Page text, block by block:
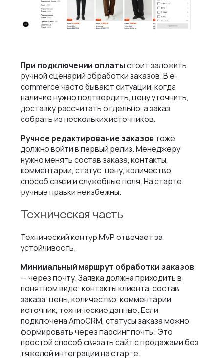
При подключении оплатыстоит заложить
ручной сценарий обработки заказов. В e-
commerce часто бывают ситуации, когда
наличие нужно подтвердить, цену уточнить,
доставку рассчитать отдельно, а заказ
собрать из нескольких источников.
Ручное редактирование заказов тоже
должно войти в первый релиз. Менеджеру
нужно менять состав заказа, контакты,
комментарии, статус, цену, количество,
способ связи и служебные поля. На старте
ручные правки неизбежны.
Техническая часть
Технический контур MVP отвечает за
устойчивость.
Минимальный маршрут обработки заказов
— через почту. Заявка должна приходить в
понятном виде: контакты клиента, состав
заказа, цены, количество, комментарии,
источник, технические данные. Если
подключена AmoCRM, статусы заказа можно
формировать через парсинг почты. Это
простой способ связать сайт с продажами без
тяжелой интеграции на старте.